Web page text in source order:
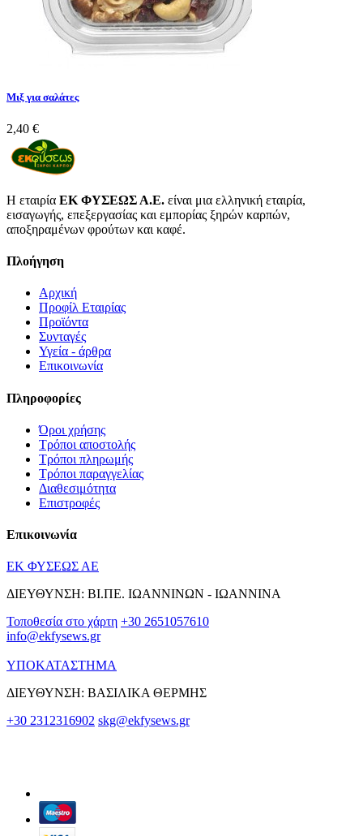
Mιξ για σαλάτες
2,40 €
Η εταιρία ΕΚ ΦΥΣΕΩΣ Α.Ε. είναι μια ελληνική εταιρία,
εισαγωγής, επεξεργασίας και εμπορίας ξηρών καρπών,
αποξηραμένων φρούτων και καφέ.
Πλοήγηση
Αρχική
Προφίλ Εταιρίας
Προϊόντα
Συνταγές
Υγεία - άρθρα
Επικοινωνία
Πληροφορίες
Όροι χρήσης
Τρόποι αποστολής
Τρόποι πληρωμής
Τρόποι παραγγελίας
Διαθεσιμότητα
Επιστροφές
Επικοινωνία
ΕΚ ΦΥΣΕΩΣ ΑΕ
ΔΙΕΥΘΥΝΣΗ: ΒΙ.ΠΕ. ΙΩΑΝΝΙΝΩΝ - ΙΩΑΝΝΙΝΑ
Τοποθεσία στο χάρτη +30 2651057610
info@ekfysews.gr
ΥΠΟΚΑΤΑΣΤΗΜΑ
ΔΙΕΥΘΥΝΣΗ: ΒΑΣΙΛΙΚΑ ΘΕΡΜΗΣ
+30 2312316902 skg@ekfysews.gr